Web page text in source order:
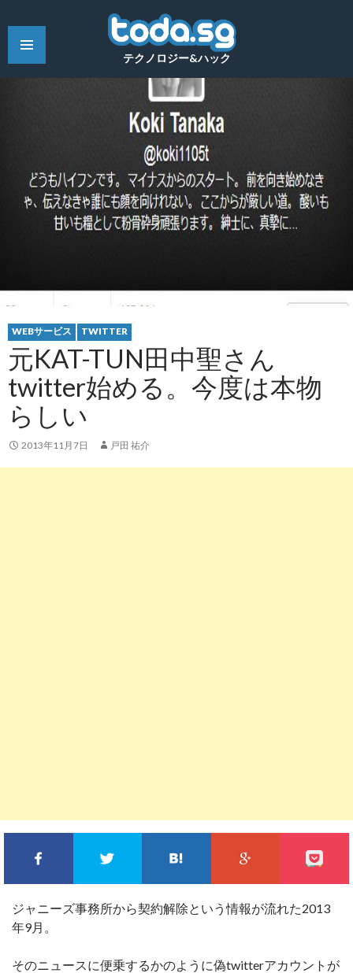
テクノロジー&ハック
WEBサービス TWITTER
元KAT-TUN田中聖さん
twitter始める。今度は本物
らしい
2013年11月7日 戸田 祐介
FACEBOOKでシェアTWITTERでシェアこのエントリーをはて
GOOGLE+
ジャニーズ事務所から契約解除という情報が流れた2013
年9月。
そのニュースに便乗するかのように偽twitterアカウントが